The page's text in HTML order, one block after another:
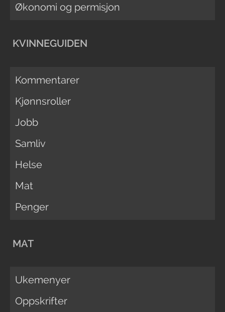
Økonomi og permisjon
KVINNEGUIDEN
Kommentarer
Kjønnsroller
Jobb
Samliv
Helse
Mat
Penger
MAT
Ukemenyer
Oppskrifter